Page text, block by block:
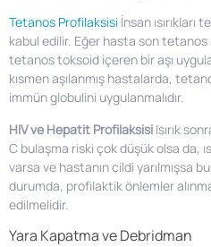
Tetanos Profilaksisi İnsan
kabul edilir. Eğer hasta son tetanos
tetanos toksoid içeren bir aşı
kısmen aşılanmış hastalarda,
immün globulini uygulanmalıdır.
HIV ve Hepatit Profilaksisi Isırık
C bulaşma riski çok düşük olsa da,
varsa ve hastanın cildi yarılmışsa
durumda, profilaktik önlemler
edilmelidir.
Yara Kapatma ve Debridman